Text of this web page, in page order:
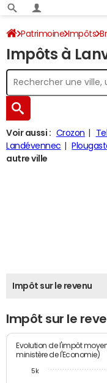
Patrimoine Impôts
Impôt sur le revenu
Impôts à
Voir aussi : Crozon
Landévennec
autre ville
Impôt sur le revenu
Impôt sur le
Evolution de l'impôt
ministère de l'Economie)
5k